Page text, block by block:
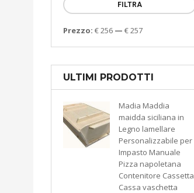
FILTRA
Prezzo: € 256 — € 257
ULTIMI PRODOTTI
Madia Maddia
maidda siciliana in
Legno lamellare
Personalizzabile per
Impasto Manuale
Pizza napoletana
Contenitore Cassetta
Cassa vaschetta